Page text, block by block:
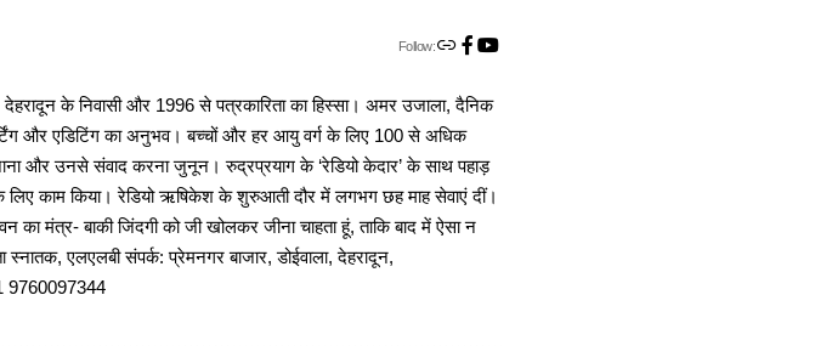
Follow:
के निवासी और 1996 से पत्रकारिता का हिस्सा। अमर उजाला, दैनिक
और एडिटिंग का अनुभव। बच्चों और हर आयु वर्ग के लिए 100 से अधिक
और उनसे संवाद करना जुनून। रुद्रप्रयाग के ‘रेडियो केदार’ के साथ पहाड़
काम किया। रेडियो ऋषिकेश के शुरुआती दौर में लगभग छह माह सेवाएं दीं।
मंत्र- बाकी जिंदगी को जी खोलकर जीना चाहता हूं, ताकि बाद में ऐसा न
स्नातक, एलएलबी संपर्क: प्रेमनगर बाजार, डोईवाला, देहरादून,
9760097344